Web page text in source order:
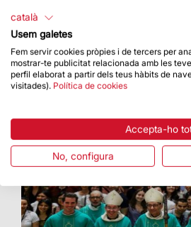
El 2017 va ser nomenat Bisbe
Barcelona
català
Usem galetes
Fem servir cookies pròpies i de tercers per
mostrar-te publicitat relacionada amb les
perfil elaborat a partir dels teus hàbits de
visitades). Política de cookies
Accepta-ho
No, configura